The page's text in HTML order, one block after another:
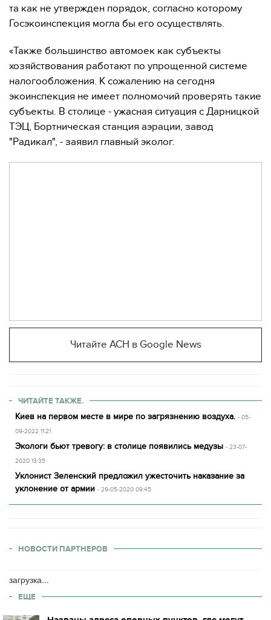
та как не утвержден порядок, согласно которому
Госэкоинспекция могла бы его осуществлять.
«Также большинство автомоек как субъекты
хозяйствования работают по упрощенной системе
налогообложения. К сожалению на сегодня
экоинспекция не имеет полномочий проверять такие
субъекты. В столице - ужасная ситуация с Дарницкой
ТЭЦ, Бортническая станция аэрации, завод
"Радикал", - заявил главный эколог.
Читайте АСН в Google News
ЧИТАЙТЕ ТАКЖЕ.
Киев на первом месте в мире по загрязнению воздуха. - 05-
09-2022 11:21
Экологи бьют тревогу: в столице появились медузы - 23-07-
2020 13:35
Уклонист Зеленский предложил ужесточить наказание за
уклонение от армии - 29-05-2020 09:45
НОВОСТИ ПАРТНЕРОВ
загрузка...
ЕЩЕ